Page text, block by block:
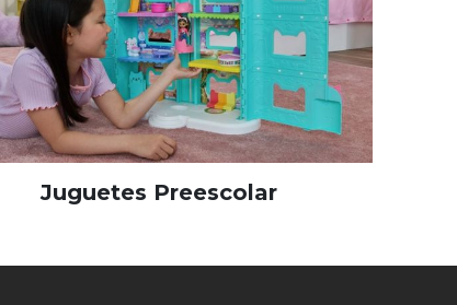
Juguetes Preescolar